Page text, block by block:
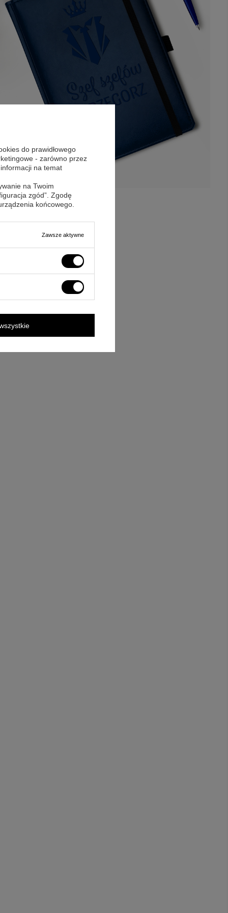
do prawidłowego
- zarówno przez
na temat
na Twoim
zgód”. Zgodę
końcowego.
Zawsze aktywne